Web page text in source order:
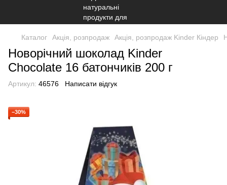
Каталог Акція, розпродаж Акція, розпродаж Kinder Кіндер
Новорічний шоколад Kinder
Chocolate 16 батончиків 200 г
Артикул: 46576 Написати відгук
−30%